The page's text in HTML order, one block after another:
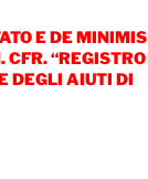
E DE MINIMIS
CFR. “REGISTRO
DEGLI AIUTI DI